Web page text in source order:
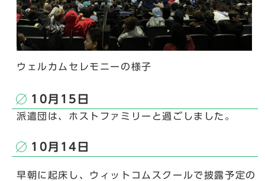
ウェルカムセレモニーの様子
10月15日
派遣団は、ホストファミリーと過ごしました。
10月14日
早朝に起床し、ウィットコムスクールで披露予定の